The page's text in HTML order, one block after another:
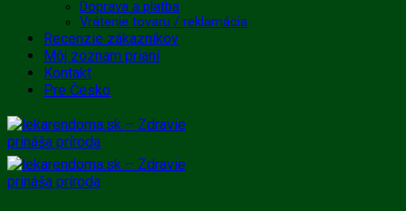
Doprava a platba
Vrátenie tovaru / reklamácia
Recenzie zákazníkov
Môj zoznam prianí
Kontakt
Pre Česko